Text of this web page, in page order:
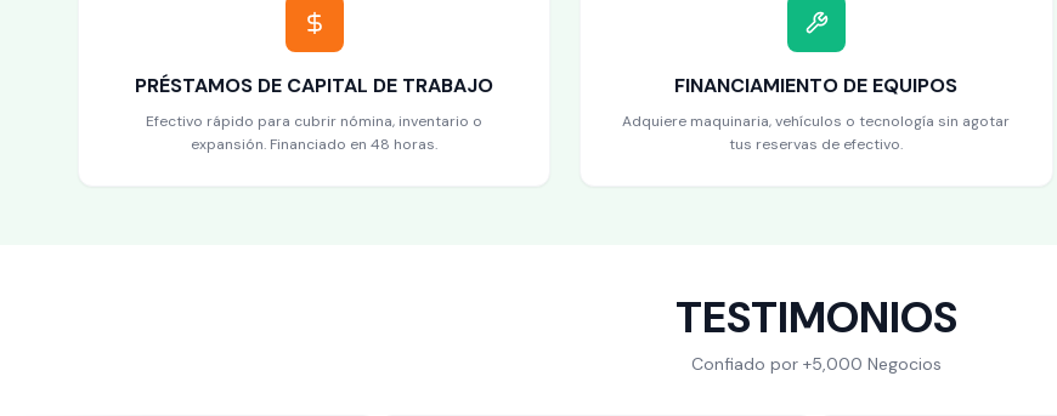
PRÉSTAMOS DE CAPITAL DE TRABAJO
Efectivo rápido para cubrir nómina, inventario o
expansión. Financiado en 48 horas.
FINANCIAMIENTO DE EQUIPOS
Adquiere maquinaria, vehículos o tecnología sin agotar
tus reservas de efectivo.
TESTIMONIOS
Confiado por +5,000 Negocios